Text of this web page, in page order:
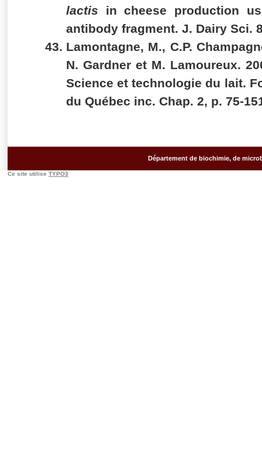
lactis
in cheese production
antibody fragment. J. Dairy Sci.
Lamontagne, M., C.P.
N. Gardner et M. Lamoureux.
Science et technologie du lait.
du Québec inc. Chap. 2, p. 75-
Département de biochimie, de
Ce site utilise TYPO3